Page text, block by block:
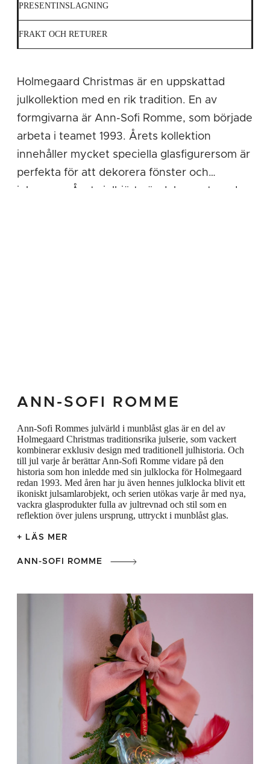
PRESENTINSLAGNING
FRAKT OCH RETURER
Holmegaard Christmas är en uppskattad
julkollektion med en rik tradition. En av
formgivarna är Ann-Sofi Romme, som började
arbeta i teamet 1993. Årets kollektion
innehåller mycket speciella glasfigurersom är
perfekta för att dekorera fönster och
julgranen. Årets julhjärta är dekorerat med
ANN-SOFI ROMME
Ann-Sofi Rommes julvärld i munblåst glas är en del av
Holmegaard Christmas traditionsrika julserie, som vackert
kombinerar exklusiv design med traditionell julhistoria. Och
till jul varje år berättar Ann-Sofi Romme vidare på den
historia som hon inledde med sin julklocka för Holmegaard
redan 1993. Med åren har ju även hennes julklocka blivit ett
ikoniskt julsamlarobjekt, och serien utökas varje år med nya,
vackra glasprodukter fulla av jultrevnad och stil som en
reflektion över julens ursprung, uttryckt i munblåst glas.
+ LÄS MER
ANN-SOFI ROMME